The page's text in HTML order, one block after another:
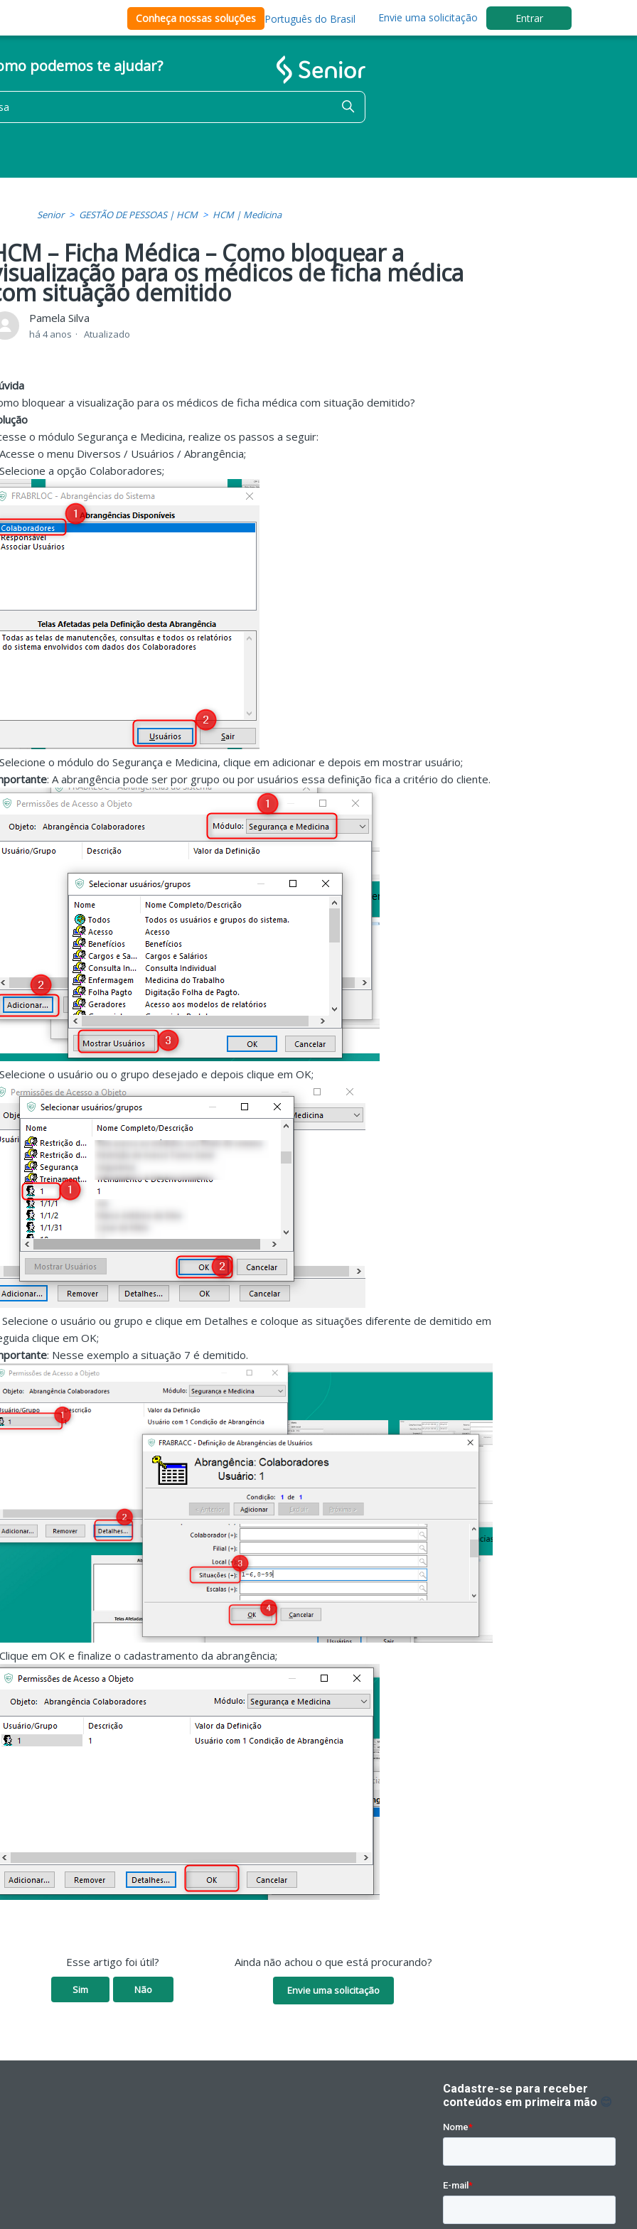
Conheça nossas soluções Português do Brasil Envie uma solicitação Entrar
podemos te ajudar?
Senior GESTÃO DE PESSOAS | HCM HCM | Medicina
– Ficha Médica – Como bloquear a
para os médicos de ficha médica
situação demitido
Pamela Silva
há 4 anos Atualizado
bloquear a visualização para os médicos de ficha médica com situação demitido?
o módulo Segurança e Medicina, realize os passos a seguir:
o menu Diversos / Usuários / Abrangência;
a opção Colaboradores;
o módulo do Segurança e Medicina, clique em adicionar e depois em mostrar usuário;
: A abrangência pode ser por grupo ou por usuários essa definição fica a critério do cliente.
o usuário ou o grupo desejado e depois clique em OK;
Selecione o usuário ou grupo e clique em Detalhes e coloque as situações diferente de demitido em
clique em OK;
: Nesse exemplo a situação 7 é demitido.
em OK e finalize o cadastramento da abrangência;
Esse artigo foi útil?
Sim Não
Ainda não achou o que está procurando?
Envie uma solicitação